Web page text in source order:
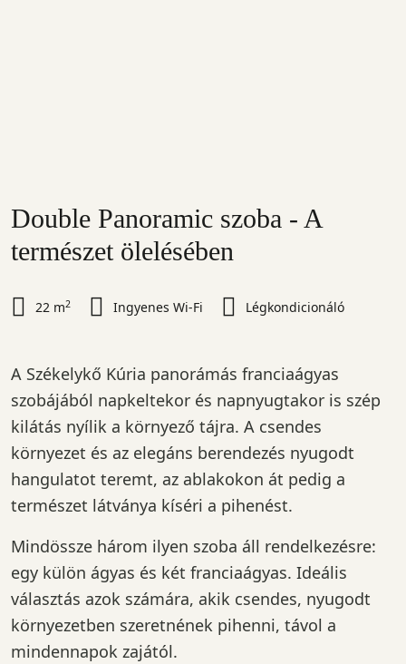
Double Panoramic szoba - A
természet ölelésében
22 m2 Ingyenes Wi-Fi Légkondicionáló
A Székelykő Kúria panorámás franciaágyas
szobájából napkeltekor és napnyugtakor is szép
kilátás nyílik a környező tájra. A csendes
környezet és az elegáns berendezés nyugodt
hangulatot teremt, az ablakokon át pedig a
természet látványa kíséri a pihenést.
Mindössze három ilyen szoba áll rendelkezésre:
egy külön ágyas és két franciaágyas. Ideális
választás azok számára, akik csendes, nyugodt
környezetben szeretnének pihenni, távol a
mindennapok zajától.